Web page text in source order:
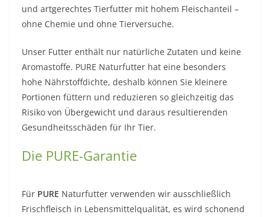
und artgerechtes Tierfutter mit hohem Fleischanteil –
ohne Chemie und ohne Tierversuche.
Unser Futter enthält nur natürliche Zutaten und keine
Aromastoffe. PURE Naturfutter hat eine besonders
hohe Nährstoffdichte, deshalb können Sie kleinere
Portionen füttern und reduzieren so gleichzeitig das
Risiko von Übergewicht und daraus resultierenden
Gesundheitsschäden für Ihr Tier.
Die PURE-Garantie
Für PURE Naturfutter verwenden wir ausschließlich
Frischfleisch in Lebensmittelqualität, es wird schonend